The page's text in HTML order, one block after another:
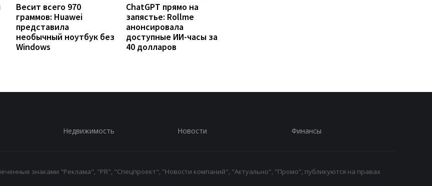
Весит всего 970
граммов: Huawei
представила
необычный ноутбук без
Windows
ChatGPT прямо на
запястье: Rollme
анонсировала
доступные ИИ-часы за
40 долларов
Недвижимость Новости Финансы
знаками "Реклама", "PR", "Спецпроект", "Новости компаний", "Актуально", "Промо", публикуются на правах